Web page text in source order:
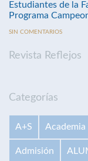
Estudiantes de la
Programa
SIN COMENTARIOS
Revista Reflejos
Categorías
A+S Academia
Admisión